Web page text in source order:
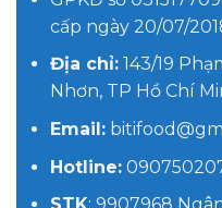
cấp ngày 20/07/
Địa chỉ:143/19
Nhơn, TP Hồ Chí
Email:
Hotline: